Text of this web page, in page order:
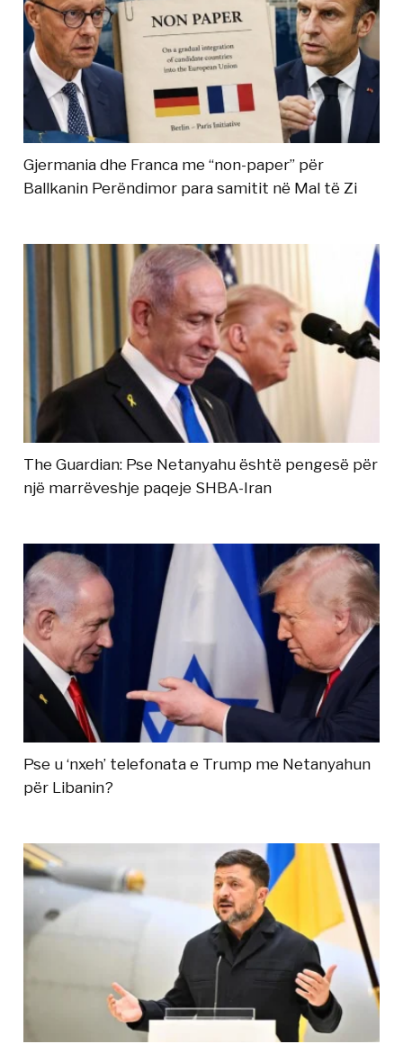
Gjermania dhe Franca me “non-paper” për
Ballkanin Perëndimor para samitit në Mal të Zi
The Guardian: Pse Netanyahu është pengesë për
një marrëveshje paqeje SHBA-Iran
Pse u ‘nxeh’ telefonata e Trump me Netanyahun
për Libanin?